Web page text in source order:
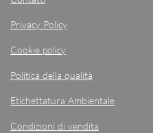
Privacy Policy
Cookie policy
Politica della qualità
Etichettatura Ambientale
Condizioni di vendita